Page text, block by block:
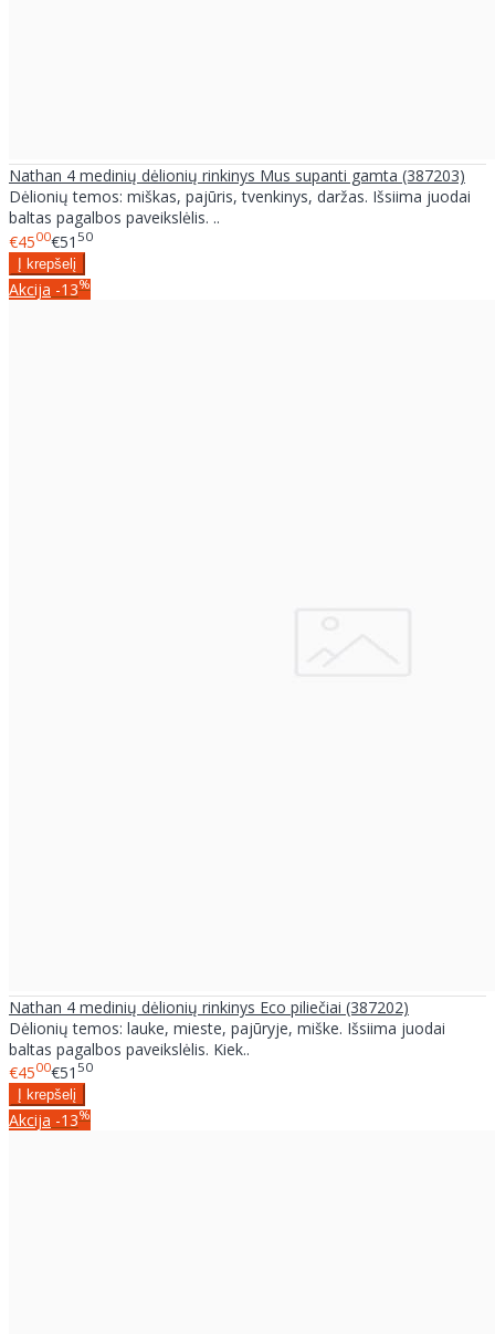
Nathan 4 medinių dėlionių rinkinys Mus supanti gamta (387203)
Dėlionių temos: miškas, pajūris, tvenkinys, daržas. Išsiima juodai
baltas pagalbos paveikslėlis. ..
€4500€51 50
Akcija -13%
Nathan 4 medinių dėlionių rinkinys Eco piliečiai (387202)
Dėlionių temos: lauke, mieste, pajūryje, miške. Išsiima juodai
baltas pagalbos paveikslėlis. Kiek..
€4500€51 50
Akcija -13%